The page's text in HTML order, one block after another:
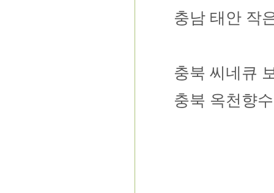
충남 태안 작
충북 씨네큐
충북 옥천향